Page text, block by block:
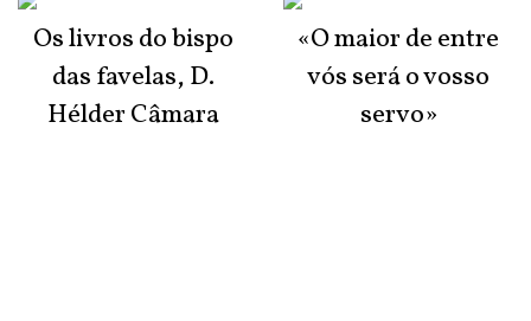
Os livros do bispo
das favelas, D.
Hélder Câmara
«O maior de entre
vós será o vosso
servo»